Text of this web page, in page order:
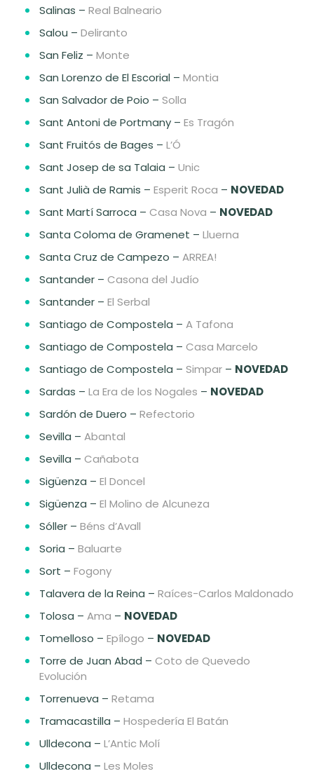
Salinas – Real Balneario
Salou – Deliranto
San Feliz – Monte
San Lorenzo de El Escorial – Montia
San Salvador de Poio – Solla
Sant Antoni de Portmany – Es Tragón
Sant Fruitós de Bages – L’Ó
Sant Josep de sa Talaia – Unic
Sant Julià de Ramis – Esperit Roca – NOVEDAD
Sant Martí Sarroca – Casa Nova – NOVEDAD
Santa Coloma de Gramenet – Lluerna
Santa Cruz de Campezo – ARREA!
Santander – Casona del Judío
Santander – El Serbal
Santiago de Compostela – A Tafona
Santiago de Compostela – Casa Marcelo
Santiago de Compostela – Simpar – NOVEDAD
Sardas – La Era de los Nogales – NOVEDAD
Sardón de Duero – Refectorio
Sevilla – Abantal
Sevilla – Cañabota
Sigüenza – El Doncel
Sigüenza – El Molino de Alcuneza
Sóller – Béns d’Avall
Soria – Baluarte
Sort – Fogony
Talavera de la Reina – Raíces-Carlos Maldonado
Tolosa – Ama – NOVEDAD
Tomelloso – Epílogo – NOVEDAD
Torre de Juan Abad – Coto de Quevedo
Evolución
Torrenueva – Retama
Tramacastilla – Hospedería El Batán
Ulldecona – L’Antic Molí
Ulldecona – Les Moles